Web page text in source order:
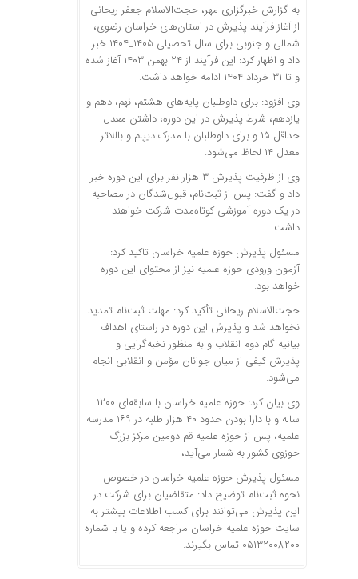
به گزارش خبرگزاری مهر، حجت‌الاسلام جعفر ریحانی
از آغاز فرآیند پذیرش در استان‌های خراسان رضوی،
شمالی و جنوبی برای سال تحصیلی ۱۴۰۵_۱۴۰۴ خبر
داد و اظهار کرد: این فرآیند از ۲۴ بهمن ۱۴۰۳ آغاز شده
و تا ۳۱ خرداد ۱۴۰۴ ادامه خواهد داشت.
وی افزود: برای داوطلبان پایه‌های هشتم، نهم، دهم و
یازدهم، شرط پذیرش در این دوره، داشتن معدل
حداقل ۱۵ و برای داوطلبان با مدرک دیپلم و باللاتر
معدل ۱۴ لحاظ می‌شود.
وی از ظرفیت پذیرش ۳ هزار نفر برای این دوره خبر
داد و گفت: پس از ثبت‌نام، قبول‌شدگان در مصاحبه
در یک دوره آموزشی کوتاه‌مدت شرکت خواهند
داشت.
مسئول پذیرش حوزه علمیه خراسان تاکید کرد:
آزمون ورودی حوزه علمیه نیز از محتوای این دوره
خواهد بود.
حجت‌الاسلام ریحانی تأکید کرد: مهلت ثبت‌نام تمدید
نخواهد شد و پذیرش این دوره در راستای اهداف
بیانیه گام دوم انقلاب و به منظور نخبه‌گرایی و
پذیرش کیفی از میان جوانان مؤمن و انقلابی انجام
می‌شود.
وی بیان کرد: حوزه علمیه خراسان با سابقه‌ای ۱۲۰۰
ساله و با دارا بودن حدود ۴۰ هزار طلبه در ۱۶۹ مدرسه
علمیه، پس از حوزه علمیه قم دومین مرکز بزرگ
حوزوی کشور به شمار می‌آید،
مسئول پذیرش حوزه علمیه خراسان در خصوص
نحوه ثبت‌نام توضیح داد: متقاضیان برای شرکت در
این پذیرش می‌توانند برای کسب اطلاعات بیشتر به
سایت حوزه علمیه خراسان مراجعه کرده و یا با شماره
۰۵۱۳۲۰۰۸۲۰۰ تماس بگیرند.